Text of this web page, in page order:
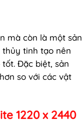
mà còn là một sản
thủy tinh tạo nên
Đặc biệt, sản
so với các vật
1220 x 2440